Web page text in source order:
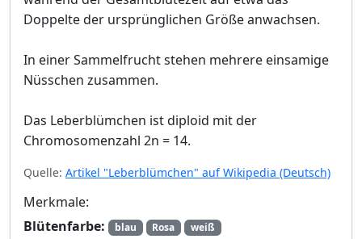
Doppelte der ursprünglichen Größe anwachsen.
In einer Sammelfrucht stehen mehrere einsamige
Nüsschen zusammen.
Das Leberblümchen ist diploid mit der
Chromosomenzahl 2n = 14.
Quelle: Artikel "Leberblümchen" auf Wikipedia (Deutsch)
Merkmale:
Blütenfarbe:
blau Rosa weiß